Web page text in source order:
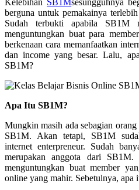
berguna untuk pemakainya
Sudah terbukti apabila SB1M
menguntungkan buat para
berkenaan cara memanfaatkan
dan income yang besar. Lalu,
SB1M?
Apa Itu SB1M?
Mungkin masih ada sebagian
SB1M. Akan tetapi, SB1M
internet enterpreneur. Sudah
merupakan anggota dari
menguntungkan buat member
online yang mahir. Sebetulnya, apa